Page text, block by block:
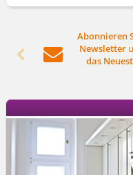
 
Abonnieren
Newsletter
das